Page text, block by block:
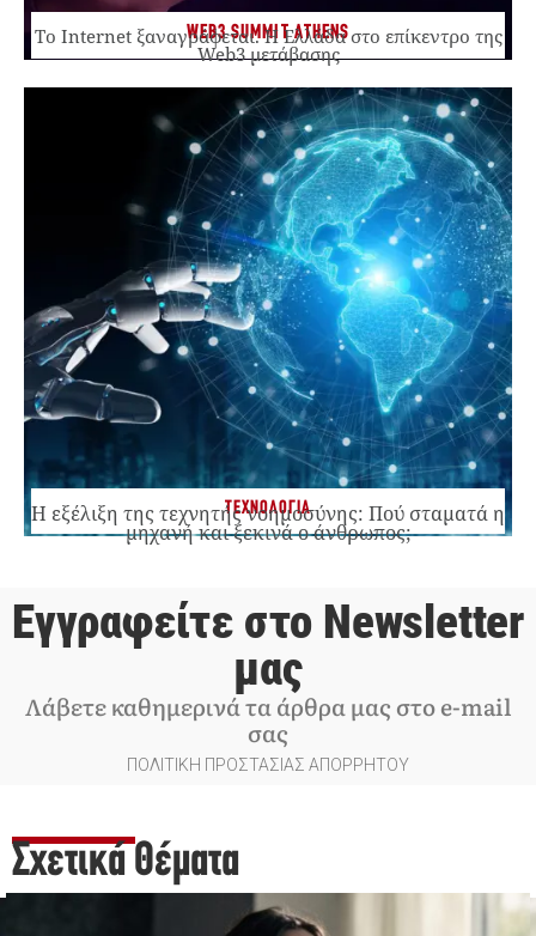
WEB3 SUMMIT ATHENS
Το Internet ξαναγράφεται. Η Ελλάδα στο επίκεντρο της
Web3 μετάβασης
ΤΕΧΝΟΛΟΓΙΑ
Η εξέλιξη της τεχνητής νοημοσύνης: Πού σταματά η
μηχανή και ξεκινά ο άνθρωπος;
Εγγραφείτε στο Newsletter
μας
Λάβετε καθημερινά τα άρθρα μας στο e-mail
σας
ΠΟΛΙΤΙΚΗ ΠΡΟΣΤΑΣΙΑΣ ΑΠΟΡΡΗΤΟΥ
Σχετικά Θέματα